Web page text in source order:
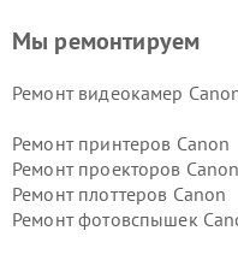
Мы ремонтируем
Ремонт видеокамер
Ремонт принтеров Canon
Ремонт проекторов Canon
Ремонт плоттеров Canon
Ремонт фотовспышек